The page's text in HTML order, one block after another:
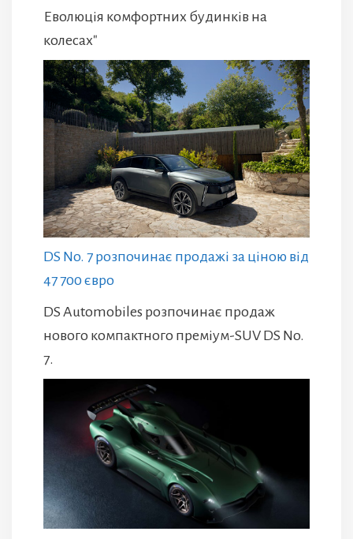
Еволюція комфортних будинків на
колесах"
DS No. 7 розпочинає продажі за ціною від
47 700 євро
DS Automobiles розпочинає продаж
нового компактного преміум-SUV DS No.
7.